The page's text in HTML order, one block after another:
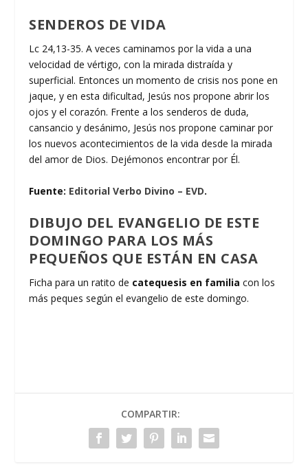
SENDEROS DE VIDA
Lc 24,13-35. A veces caminamos por la vida a una
velocidad de vértigo, con la mirada distraída y
superficial. Entonces un momento de crisis nos pone en
jaque, y en esta dificultad, Jesús nos propone abrir los
ojos y el corazón. Frente a los senderos de duda,
cansancio y desánimo, Jesús nos propone caminar por
los nuevos acontecimientos de la vida desde la mirada
del amor de Dios. Dejémonos encontrar por Él.
Fuente: Editorial Verbo Divino – EVD.
DIBUJO DEL EVANGELIO DE ESTE
DOMINGO PARA LOS MÁS
PEQUEÑOS QUE ESTÁN EN CASA
Ficha para un ratito de catequesis en familia con los
más peques según el evangelio de este domingo.
COMPARTIR: